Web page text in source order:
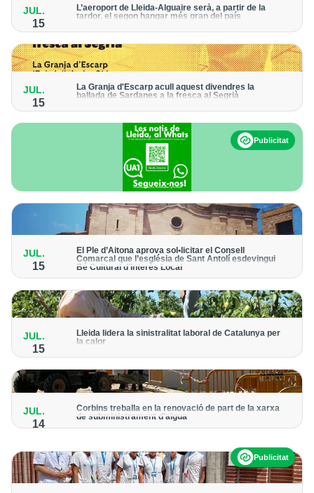
La Noguera
La Segarra
Contra
Pallars Sobirà
Pallars Jussà
Alta Ribagorça
Alt Urgell
Val d'Aran
Agricultura
Successos
JUL.
15
L’aeroport de Lleida-Alguaire serà, a partir de la
tardor, el segon hangar més gran del país
JUL.
15
La Granja d'Escarp acull aquest divendres la
ballada de Sardanes a la fresca al Segrià
Publicitat
JUL.
15
El Ple d’Aitona aprova sol•licitar el Consell
Comarcal que l’església de Sant Antolí esdevingui
Bé Cultural d’Interès Local
La declaració reforçarà la protecció d’un dels edificis més
arqueològic i identitari
JUL.
15
Lleida lidera la sinistralitat laboral de Catalunya per
la calor
empreses
JUL.
14
Corbins treballa en la renovació de part de la xarxa
de subministrament d’aigua
Les actuacions s’emmarquen dins les subvencions de l’ACA
Publicitat